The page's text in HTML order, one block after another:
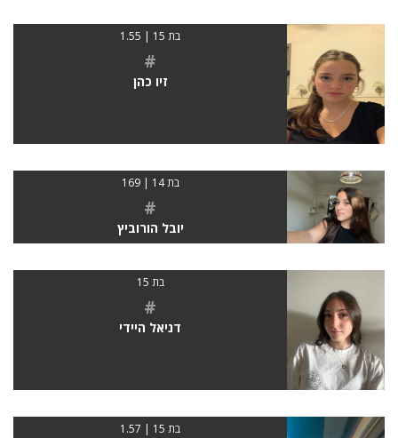
בת 15 | 1.55
#
זיו כהן
בת 14 | 169
#
יובל הורוביץ
בת 15
#
דניאל היידי
בת 15 | 1.57